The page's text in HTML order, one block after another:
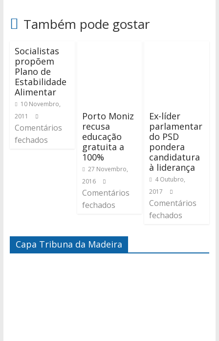
Também pode gostar
Socialistas
propõem
Plano de
Estabilidade
Alimentar
10 Novembro,
2011
Comentários
fechados
Porto Moniz
recusa
educação
gratuita a
100%
27 Novembro,
2016
Comentários
fechados
Ex-líder
parlamentar
do PSD
pondera
candidatura
à liderança
4 Outubro,
2017
Comentários
fechados
Capa Tribuna da Madeira